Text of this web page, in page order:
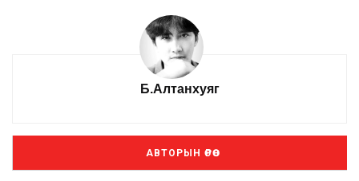
Б.Алтанхуяг
АВТОРЫН ӨРӨӨ